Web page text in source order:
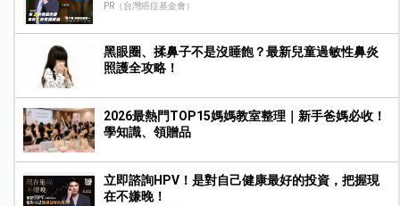
PR（台灣癌症基金會）
黑眼圈、揉鼻子不是沒睡飽？最新兒童過敏性鼻炎
照護全攻略！
2026最熱門TOP15媽媽教室整理｜新手爸媽必收！
學知識、領贈品
立即諮詢HPV！是對自己健康最好的投資，把握現
在不嫌晚！